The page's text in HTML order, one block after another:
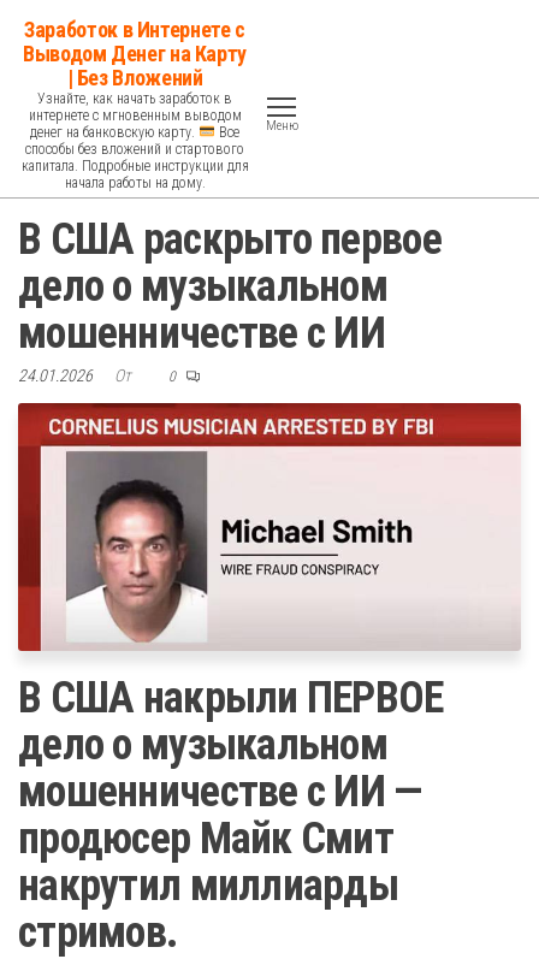
Перейти
содержимому
Заработок в Интернете с
Выводом Денег на Карту
| Без Вложений
Узнайте, как начать заработок в
интернете с мгновенным выводом
денег на банковскую карту.
Все
способы без вложений и стартового
капитала. Подробные инструкции для
начала работы на дому.
Меню
В США раскрыто первое
дело о музыкальном
мошенничестве с ИИ
24.01.2026 От 0
В США накрыли ПЕРВОЕ
дело о музыкальном
мошенничестве с ИИ —
продюсер Майк Смит
накрутил миллиарды
стримов.